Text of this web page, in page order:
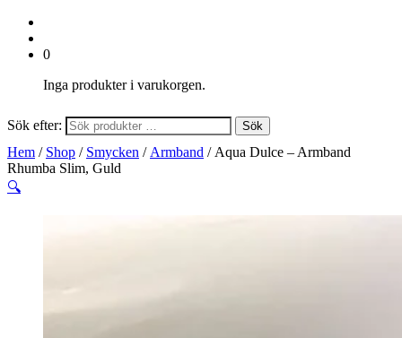
0
Inga produkter i varukorgen.
Sök efter: Sök
Hem / Shop / Smycken / Armband / Aqua Dulce – Armband
Rhumba Slim, Guld
🔍